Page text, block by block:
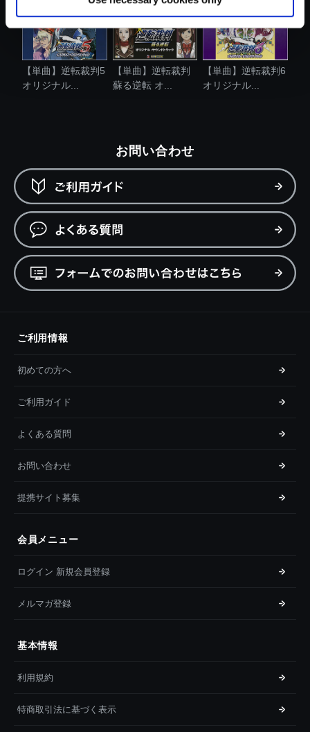
【単曲】逆転裁判5
オリジナル...
【単曲】逆転裁判
蘇る逆転 オ...
【単曲】逆転裁判6
オリジナル...
お問い合わせ
ご利用情報
初めての方へ
ご利用ガイド
よくある質問
お問い合わせ
提携サイト募集
会員メニュー
ログイン 新規会員登録
メルマガ登録
基本情報
利用規約
特商取引法に基づく表示